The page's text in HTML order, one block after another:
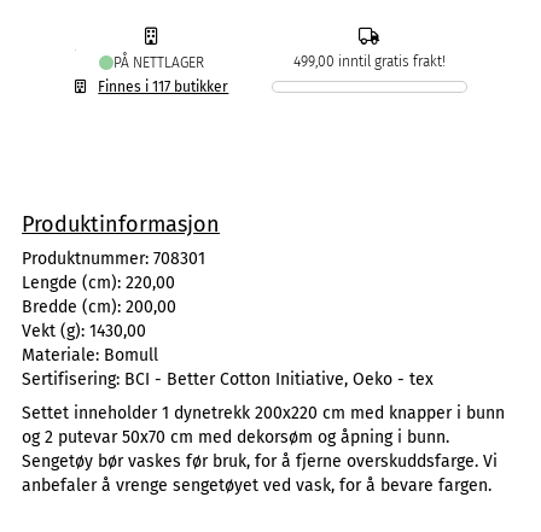
PÅ NETTLAGER
Finnes i 117 butikker
499,00 inntil gratis frakt!
Produktinformasjon
Produktnummer: 708301
Lengde (cm): 220,00
Bredde (cm): 200,00
Vekt (g): 1430,00
Materiale: Bomull
Sertifisering: BCI - Better Cotton Initiative, Oeko - tex
Settet inneholder 1 dynetrekk 200x220 cm med knapper i bunn
og 2 putevar 50x70 cm med dekorsøm og åpning i bunn.
Sengetøy bør vaskes før bruk, for å fjerne overskuddsfarge. Vi
anbefaler å vrenge sengetøyet ved vask, for å bevare fargen.